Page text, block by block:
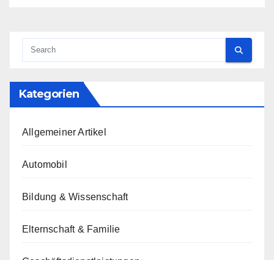
Kategorien
Allgemeiner Artikel
Automobil
Bildung & Wissenschaft
Elternschaft & Familie